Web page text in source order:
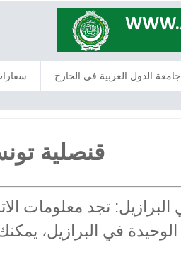
الدول العربية في الخارج
قنصلية
البرازيل: تجد
الوحيدة في البرازيل،